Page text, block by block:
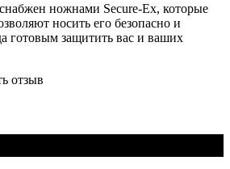
ножнами Secure-Ex, которые
носить его безопасно и
готовым защитить вас и ваших
отзыв